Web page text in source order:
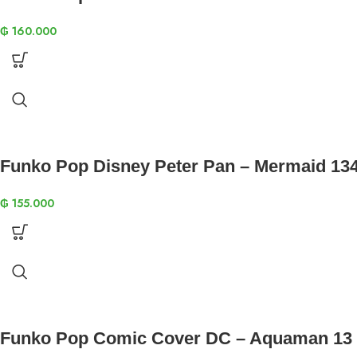
₲ 160.000
Funko Pop Disney Peter Pan – Mermaid
₲ 155.000
Funko Pop Comic Cover DC – Aquaman 13